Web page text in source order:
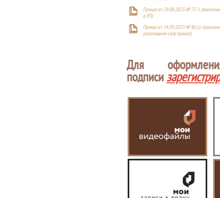
Приказ от 29.08.2025 № 72-1
в УП)
Приказ от 24.09.2025 № 86 (о
утратившим силу приказ)
Для
подписи